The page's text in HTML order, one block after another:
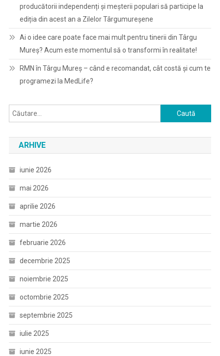
producătorii independenți și meșterii populari să participe la
ediția din acest an a Zilelor Târgumureșene
Ai o idee care poate face mai mult pentru tinerii din Târgu
Mureș? Acum este momentul să o transformi în realitate!
RMN în Târgu Mureș – când e recomandat, cât costă și cum te
programezi la MedLife?
Caută
după:
ARHIVE
iunie 2026
mai 2026
aprilie 2026
martie 2026
februarie 2026
decembrie 2025
noiembrie 2025
octombrie 2025
septembrie 2025
iulie 2025
iunie 2025